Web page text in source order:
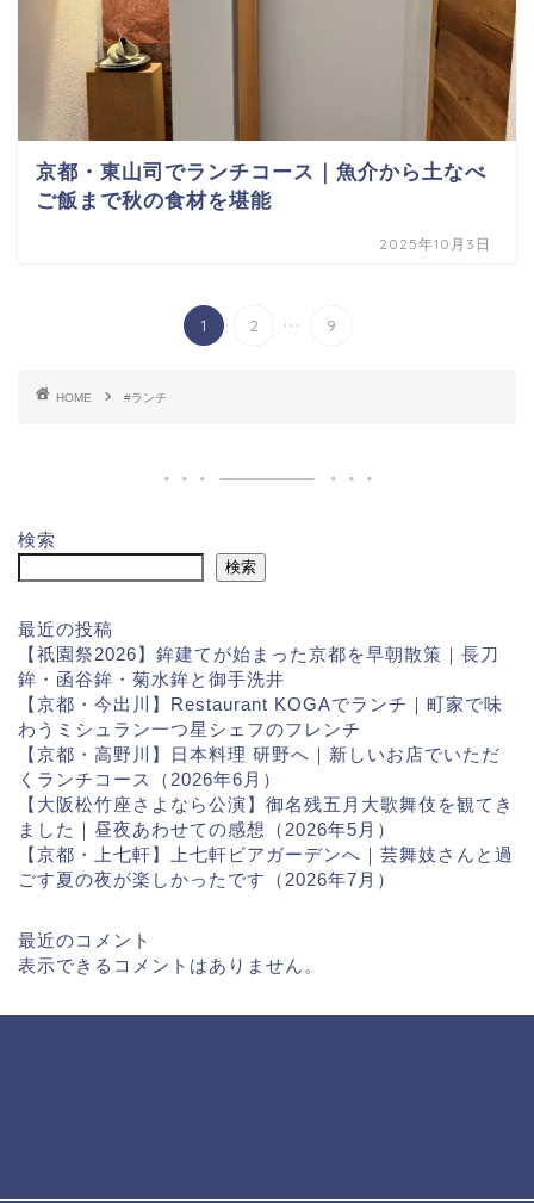
京都・東山司でランチコース｜魚介から土なべ
ご飯まで秋の食材を堪能
2025年10月3日
1 2 ... 9
HOME #ランチ
検索
検索
最近の投稿
【祇園祭2026】鉾建てが始まった京都を早朝散策｜長刀
鉾・函谷鉾・菊水鉾と御手洗井
【京都・今出川】Restaurant KOGAでランチ｜町家で味
わうミシュラン一つ星シェフのフレンチ
【京都・高野川】日本料理 研野へ｜新しいお店でいただ
くランチコース（2026年6月）
【大阪松竹座さよなら公演】御名残五月大歌舞伎を観てき
ました｜昼夜あわせての感想（2026年5月）
【京都・上七軒】上七軒ビアガーデンへ｜芸舞妓さんと過
ごす夏の夜が楽しかったです（2026年7月）
最近のコメント
表示できるコメントはありません。